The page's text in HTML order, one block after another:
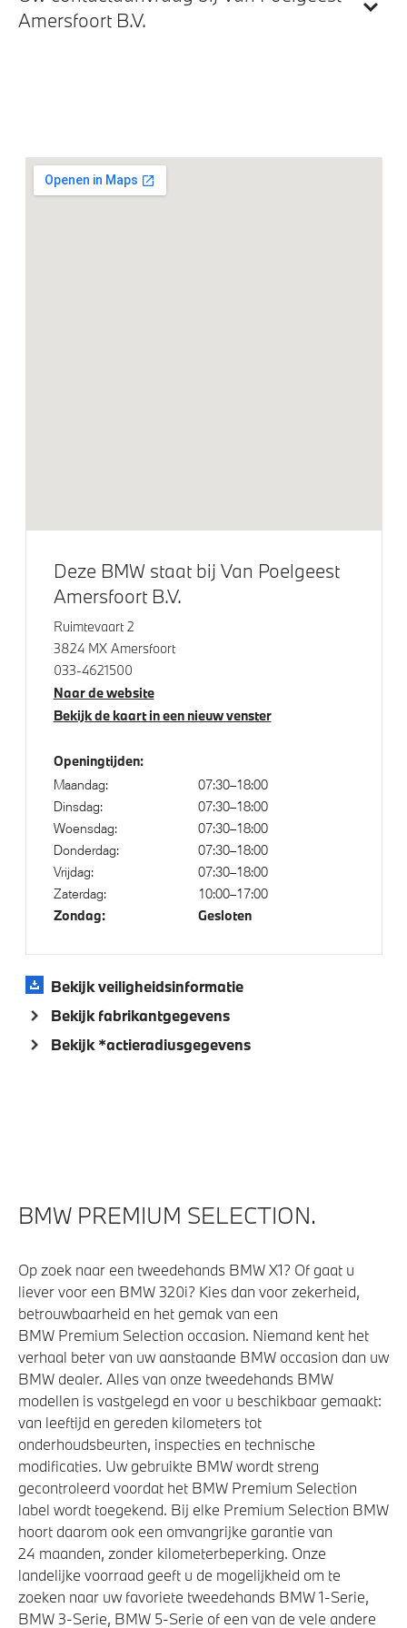
DAB-tuner
BMW IconicSounds Electric
Dakdraagsysteem M Hoogglans Shadow Line
Klimaatbeheersing
Automatische airconditioning 2-zone
High-beam assistant
Alarmsysteem klasse 3 (VbV/SCM)
Automatisch dimmende binnen- en buitenspiegel
bestuurderzijde
Driving Assistant Professional
Parking assistant plus
Alarmsignaal (Intern)
Veiligheid
Akoestische waarschuwing voor voetgangers
Amersfoort B.V.
Deze BMW staat bij Van Poelgeest
Amersfoort B.V.
Ruimtevaart 2
3824 MX Amersfoort
033-4621500
Naar de website
Bekijk de kaart in een nieuw venster
Openingtijden:
Maandag:
07:30–18:00
Dinsdag:
07:30–18:00
Woensdag:
07:30–18:00
Donderdag:
07:30–18:00
Vrijdag:
07:30–18:00
Zaterdag:
10:00–17:00
Zondag: Gesloten
Bekijk veiligheidsinformatie
Bekijk fabrikantgegevens
Bekijk *actieradiusgegevens
BMW PREMIUM SELECTION.
Op zoek naar een tweedehands BMW X1? Of gaat u
liever voor een BMW 320i? Kies dan voor zekerheid,
betrouwbaarheid en het gemak van een
BMW Premium Selection occasion. Niemand kent het
verhaal beter van uw aanstaande BMW occasion dan uw
BMW dealer. Alles van onze tweedehands BMW
modellen is vastgelegd en voor u beschikbaar gemaakt:
van leeftijd en gereden kilometers tot
onderhoudsbeurten, inspecties en technische
modificaties. Uw gebruikte BMW wordt streng
gecontroleerd voordat het BMW Premium Selection
label wordt toegekend. Bij elke Premium Selection BMW
hoort daarom ook een omvangrijke garantie van
24 maanden, zonder kilometerbeperking. Onze
landelijke voorraad geeft u de mogelijkheid om te
zoeken naar uw favoriete tweedehands BMW 1-Serie,
BMW 3-Serie, BMW 5-Serie of een van de vele andere